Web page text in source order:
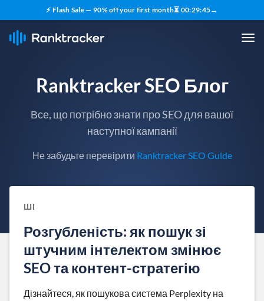
⚡ Flash Sale — 90% off your first month⏳ 00:29:44→
Ranktracker SEO Блог
Все, що потрібно знати про SEO для вашої
наступної кампанії
Не забудьте перевірити Ranktracker SEO Guide
ШІ
Розгубленість: як пошук зі
штучним інтелектом змінює
SEO та контент-стратегію
Дізнайтеся, як пошукова система Perplexity на